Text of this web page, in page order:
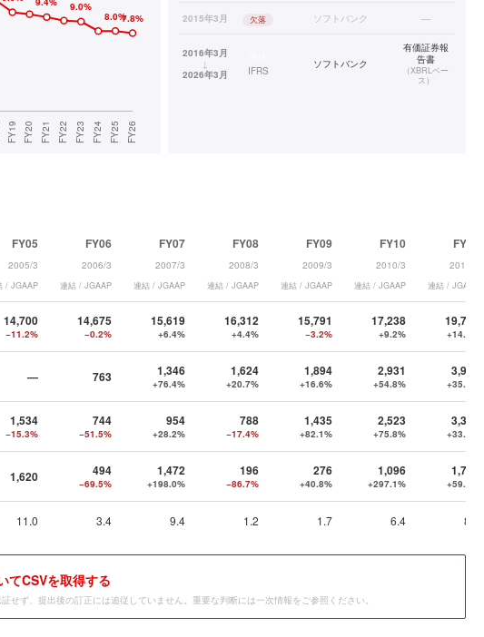
2015年3月 欠落 ソフトバンク —
2016年3月
↓
2026年3月
IFRS
ソフトバンク
有価証券報
告書
（XBRLベー
ス）
FY05
2005/3
/ JGAAP
FY06
2006/3
連結 / JGAAP
FY07
2007/3
連結 / JGAAP
FY08
2008/3
連結 / JGAAP
FY09
2009/3
連結 / JGAAP
FY10
2010/3
連結 / JGAAP
FY11
2011/3
連結 / JGAAP
14,700
−11.2%
14,675
−0.2%
15,619
+6.4%
16,312
+4.4%
15,791
−3.2%
17,238
+9.2%
19,711
+14.3%
— 763 1,346
+76.4%
1,624
+20.7%
1,894
+16.6%
2,931
+54.8%
3,974
+35.6%
1,534
−15.3%
744
−51.5%
954
+28.2%
788
−17.4%
1,435
+82.1%
2,523
+75.8%
3,365
+33.4%
1,620 494
−69.5%
1,472
+198.0%
196
−86.7%
276
+40.8%
1,096
+297.1%
1,746
+59.3%
11.0 3.4 9.4 1.2 1.7 6.4 8.9
てCSVを取得する
ず、提出後の訂正には追従していません。重要な判断には一次情報をご参照ください。